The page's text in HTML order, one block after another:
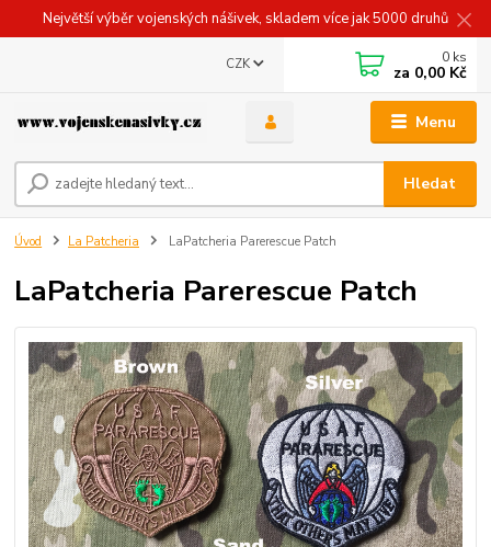
Největší výběr vojenských nášivek, skladem více jak 5000 druhů
Menu
CZK
Hledat
0 ks
za 0,00 Kč
Úvod La Patcheria LaPatcheria Parerescue Patch
LaPatcheria Parerescue Patch